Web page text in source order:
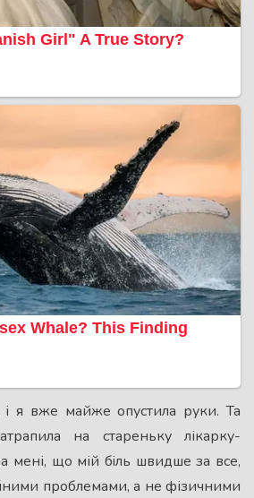
я вже майже опустила руки. Та
на стареньку лікарку-
мені, що мій бiль швидше за все,
проблемами, а не фізичними